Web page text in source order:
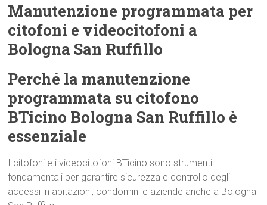
Manutenzione programmata per
citofoni e videocitofoni a
Bologna San Ruffillo
Perché la manutenzione
programmata su citofono
BTicino Bologna San Ruffillo è
essenziale
I citofoni e i videocitofoni BTicino sono strumenti
fondamentali per garantire sicurezza e controllo degli
accessi in abitazioni, condomini e aziende anche a Bologna